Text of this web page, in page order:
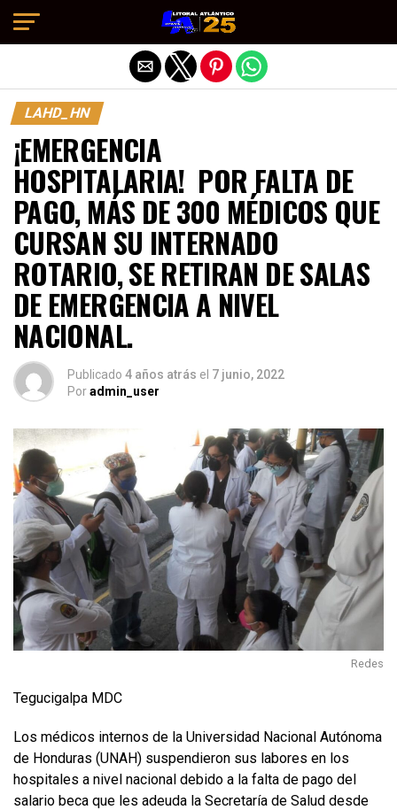
LAHD_HN
¡EMERGENCIA
HOSPITALARIA! POR FALTA DE
PAGO, MÁS DE 300 MÉDICOS QUE
CURSAN SU INTERNADO
ROTARIO, SE RETIRAN DE SALAS
DE EMERGENCIA A NIVEL
NACIONAL.
Publicado 4 años atrás el 7 junio, 2022
Poradmin_user
Redes
Tegucigalpa MDC
Los médicos internos de la Universidad Nacional Autónoma
de Honduras (UNAH) suspendieron sus labores en los
hospitales a nivel nacional debido a la falta de pago del
salario beca que les adeuda la Secretaría de Salud desde
Salir de la versión móvil